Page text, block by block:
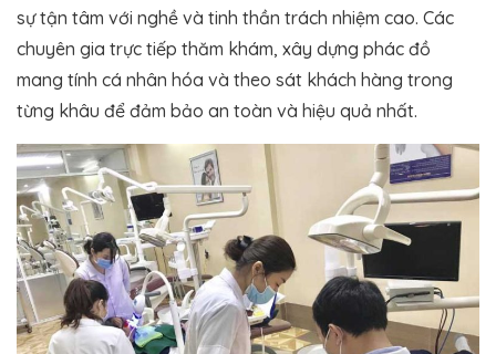
sự tận tâm với nghề và tinh thần trách nhiệm cao. Các
chuyên gia trực tiếp thăm khám, xây dựng phác đồ
mang tính cá nhân hóa và theo sát khách hàng trong
từng khâu để đảm bảo an toàn và hiệu quả nhất.